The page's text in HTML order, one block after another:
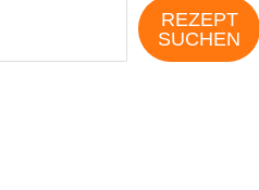
REZEPT
SUCHEN